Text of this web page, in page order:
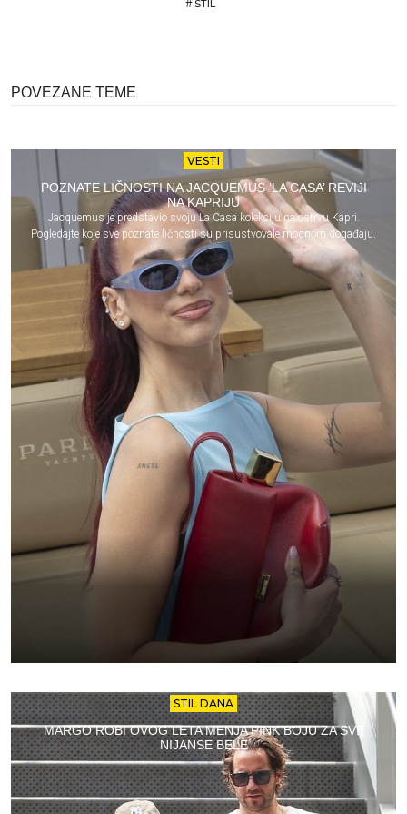
# STIL
POVEZANE TEME
VESTI
POZNATE LIČNOSTI NA JACQUEMUS ‘LA CASA’ REVIJI
NA KAPRIJU
Jacquemus je predstavio svoju La Casa kolekciju na ostrvu Kapri.
Pogledajte koje sve poznate ličnosti su prisustvovale modnom događaju.
STIL DANA
MARGO ROBI OVOG LETA MENJA PINK BOJU ZA SVE
NIJANSE BELE